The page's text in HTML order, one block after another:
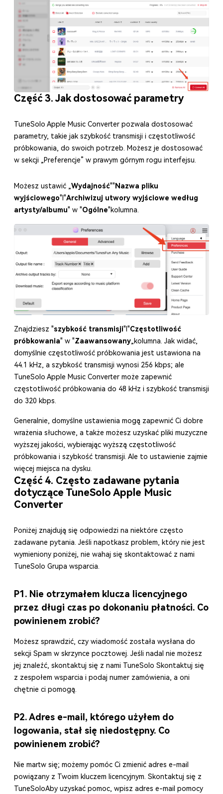
Część 3. Jak dostosować parametry
TuneSolo Apple Music Converter pozwala dostosować
parametry, takie jak szybkość transmisji i częstotliwość
próbkowania, do swoich potrzeb. Możesz je dostosować
w sekcji „Preferencje” w prawym górnym rogu interfejsu.
Możesz ustawić „Wydajność"" Nazwa pliku
wyjściowego"I"Archiwizuj utwory wyjściowe według
artysty/albumu" w "Ogólne"kolumna.
Znajdziesz "szybkość transmisji"I"Częstotliwość
próbkowania" w "Zaawansowany„kolumna. Jak widać,
domyślnie częstotliwość próbkowania jest ustawiona na
44.1 kHz, a szybkość transmisji wynosi 256 kbps; ale
TuneSolo Apple Music Converter może zapewnić
częstotliwość próbkowania do 48 kHz i szybkość transmisji
do 320 kbps.
Generalnie, domyślne ustawienia mogą zapewnić Ci dobre
wrażenia słuchowe, a także możesz uzyskać pliki muzyczne
wyższej jakości, wybierając wyższą częstotliwość
próbkowania i szybkość transmisji. Ale to ustawienie zajmie
więcej miejsca na dysku.
Część 4. Często zadawane pytania
dotyczące TuneSolo Apple Music
Converter
Poniżej znajdują się odpowiedzi na niektóre często
zadawane pytania. Jeśli napotkasz problem, który nie jest
wymieniony poniżej, nie wahaj się skontaktować z nami
TuneSolo Grupa wsparcia.
P1. Nie otrzymałem klucza licencyjnego
przez długi czas po dokonaniu płatności. Co
powinienem zrobić?
Możesz sprawdzić, czy wiadomość została wysłana do
sekcji Spam w skrzynce pocztowej. Jeśli nadal nie możesz
jej znaleźć, skontaktuj się z nami TuneSolo Skontaktuj się
z zespołem wsparcia i podaj numer zamówienia, a oni
chętnie ci pomogą.
P2. Adres e-mail, którego użyłem do
logowania, stał się niedostępny. Co
powinienem zrobić?
Nie martw się; możemy pomóc Ci zmienić adres e-mail
powiązany z Twoim kluczem licencyjnym. Skontaktuj się z
TuneSoloAby uzyskać pomoc, wpisz adres e-mail pomocy